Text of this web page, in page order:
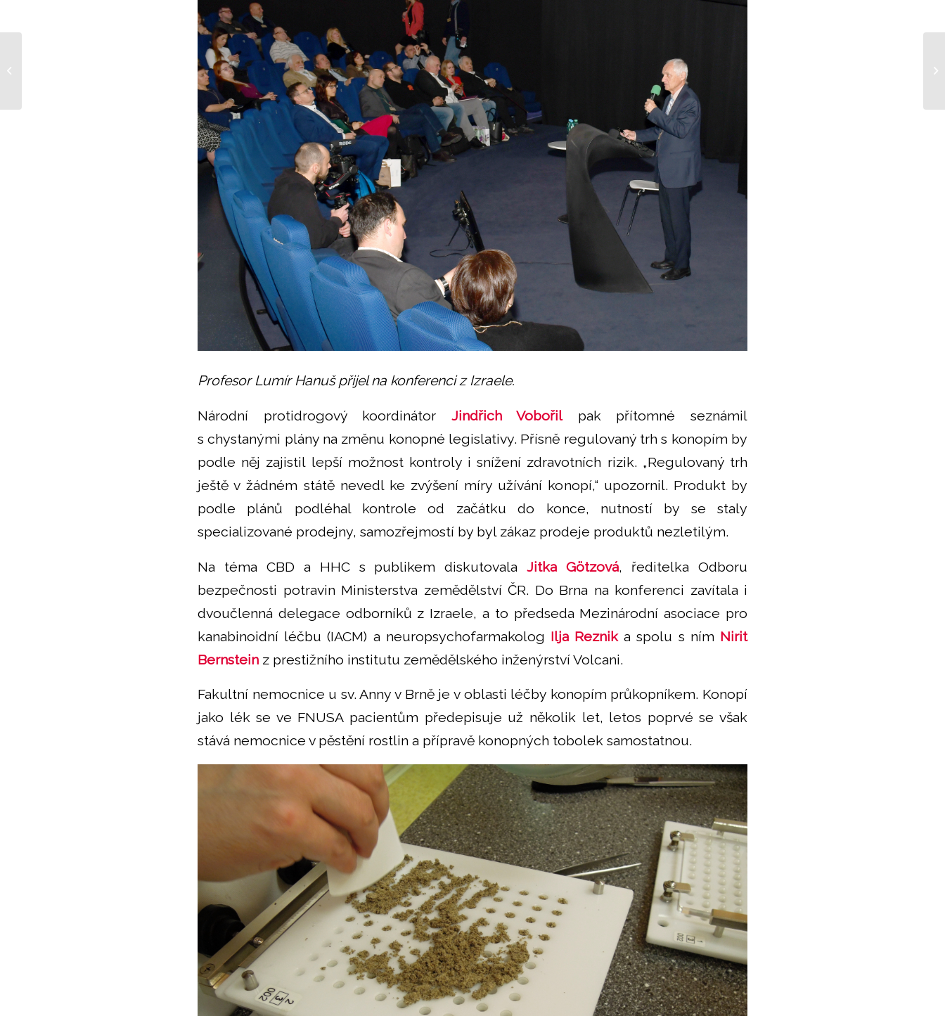
Profesor Lumír Hanuš přijel na konferenci z Izraele.
Národní protidrogový koordinátor Jindřich Vobořilpak přítomné seznámil
s chystanými plány na změnu konopné legislativy. Přísně regulovaný trh s konopím by
podle něj zajistil lepší možnost kontroly i snížení zdravotních rizik. „Regulovaný trh
ještě v žádném státě nevedl ke zvýšení míry užívání konopí,“ upozornil. Produkt by
podle plánů podléhal kontrole od začátku do konce, nutností by se staly
specializované prodejny, samozřejmostí by byl zákaz prodeje produktů nezletilým.
Na téma CBD a HHC s publikem diskutovalaJitka Götzová, ředitelka Odboru
bezpečnosti potravin Ministerstva zemědělství ČR. Do Brna na konferenci zavítala i
dvoučlenná delegace odborníků z Izraele, a to předseda Mezinárodní asociace pro
kanabinoidní léčbu (IACM) a neuropsychofarmakolog Ilja Reznika spolu s ním Nirit
Bernstein z prestižního institutu zemědělského inženýrství Volcani.
Fakultní nemocnice u sv. Anny v Brně je v oblasti léčby konopím průkopníkem. Konopí
jako lék se ve FNUSA pacientům předepisuje už několik let, letos poprvé se však
stává nemocnice v pěstění rostlin a přípravě konopných tobolek samostatnou.